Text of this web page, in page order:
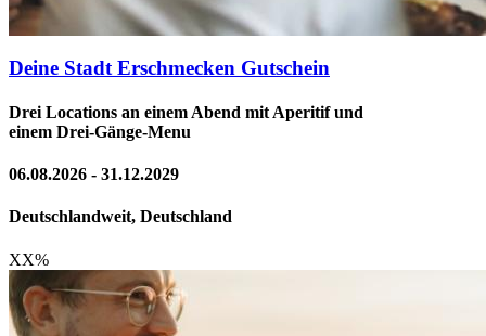
Deine Stadt Erschmecken Gutschein
Drei Locations an einem Abend mit Aperitif und
einem Drei-Gänge-Menu
06.08.2026 - 31.12.2029
Deutschlandweit, Deutschland
XX%